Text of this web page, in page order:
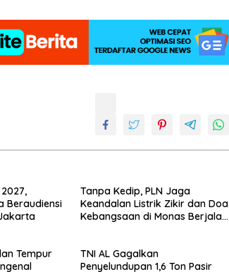
Beraudiensi
Tanpa Kedip, PLN Jaga
Keandalan Listrik Zikir dan Doa
Kebangsaan di Monas Berjalan
Tempur
TNI AL Gagalkan
Penyelundupan 1,6 Ton Pasir